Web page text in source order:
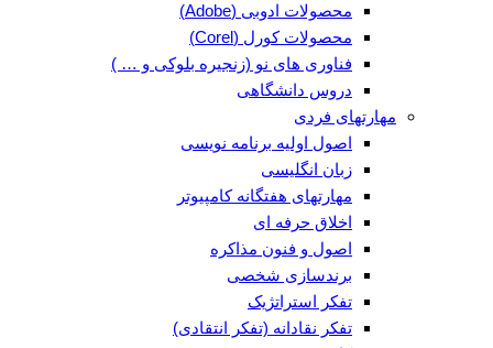
محصولات ادوبی (Adobe)
محصولات کورل (Corel)
فناوری های نو (زنجیره بلوکی و … )
دروس دانشگاهی
مهارتهای فردی
اصول اولیه برنامه نویسی
زبان انگلیسی
مهارتهای هفتگانه کامپیوتر
اخلاق حرفه ای
اصول و فنون مذاکره
برندسازی شخصی
تفکر استراتژیک
تفکر نقادانه (تفکر انتقادی)